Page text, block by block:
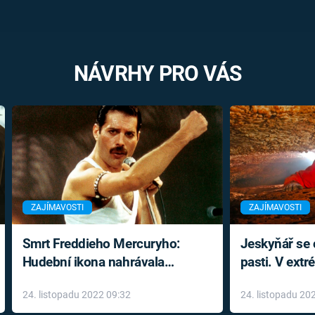
NÁVRHY PRO VÁS
ZAJÍMAVOSTI
Smrt Freddieho Mercuryho:
Hudební ikona nahrávala
léky
24. listopadu 2022 09:32
ZAJÍMAVOSTI
Jeskyňář se
pasti. V
24. listopadu